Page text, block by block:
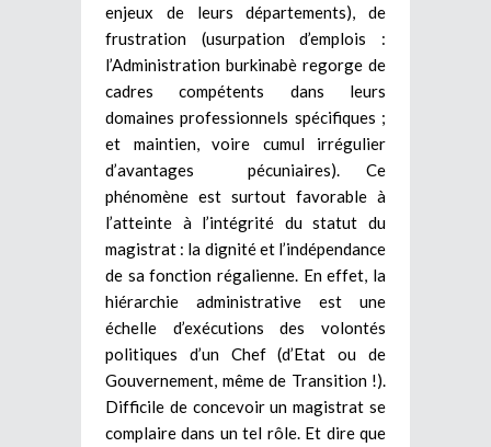
enjeux de leurs départements), de
frustration (usurpation d’emplois :
l’Administration burkinabè regorge de
cadres compétents dans leurs
domaines professionnels spécifiques ;
et maintien, voire cumul irrégulier
d’avantages pécuniaires). Ce
phénomène est surtout favorable à
l’atteinte à l’intégrité du statut du
magistrat : la dignité et l’indépendance
de sa fonction régalienne. En effet, la
hiérarchie administrative est une
échelle d’exécutions des volontés
politiques d’un Chef (d’Etat ou de
Gouvernement, même de Transition !).
Difficile de concevoir un magistrat se
complaire dans un tel rôle. Et dire que